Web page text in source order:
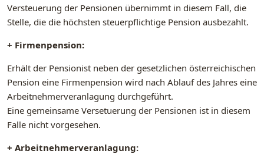
Versteuerung der Pensionen übernimmt in diesem Fall, die
Stelle, die die höchsten steuerpflichtige Pension ausbezahlt.
+ Firmenpension:
Erhält der Pensionist neben der gesetzlichen österreichischen
Pension eine Firmenpension wird nach Ablauf des Jahres eine
Arbeitnehmerveranlagung durchgeführt.
Eine gemeinsame Versetuerung der Pensionen ist in diesem
Falle nicht vorgesehen.
+ Arbeitnehmerveranlagung: